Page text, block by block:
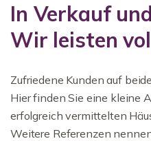
In Verkauf
Wir leisten
Zufriedene Kunden auf
Hier finden Sie eine kleine
erfolgreich vermittelten
Weitere Referenzen